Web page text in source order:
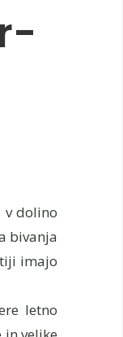
v dolino
bivanja
imajo
letno